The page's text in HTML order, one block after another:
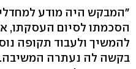
"המבקש היה מודע
הסכמתו לסיום העסקתו,
להמשיך ולעבוד תקופה
בקשה לה נעתרה